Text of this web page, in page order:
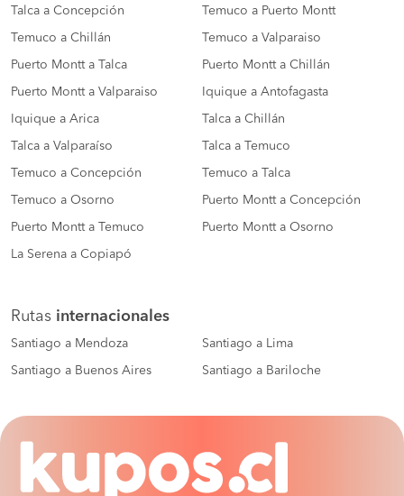
Talca a Concepción Temuco a Puerto Montt
Temuco a Chillán Temuco a Valparaiso
Puerto Montt a Talca Puerto Montt a Chillán
Puerto Montt a Valparaiso Iquique a Antofagasta
Iquique a Arica Talca a Chillán
Talca a Valparaíso Talca a Temuco
Temuco a Concepción Temuco a Talca
Temuco a Osorno Puerto Montt a Concepción
Puerto Montt a Temuco Puerto Montt a Osorno
La Serena a Copiapó
Rutas internacionales
Santiago a Mendoza Santiago a Lima
Santiago a Buenos Aires Santiago a Bariloche